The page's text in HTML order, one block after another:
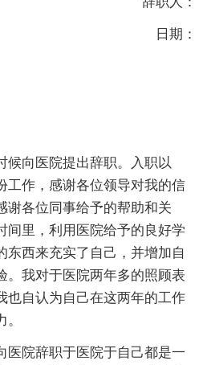
日期：
候向医院提出辞职。入职以
工作，感谢各位领导对我的信
谢各位同事给予的帮助和关
间里，利用医院给予的良好学
东西来充实了自己，并增加自
。我对于医院两年多的照顾表
也自认为自己在这两年的工作
医院辞职于医院于自己都是一